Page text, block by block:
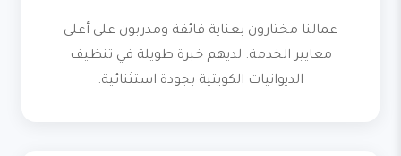
عمالنا مختارون بعناية فائقة ومدربون على أعلى
معايير الخدمة. لديهم خبرة طويلة في تنظيف
الديوانيات الكويتية بجودة استثنائية.